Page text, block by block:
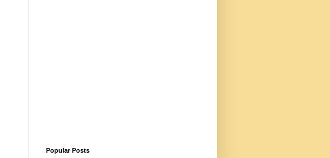
Popular Posts